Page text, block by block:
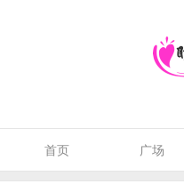
首页 广场